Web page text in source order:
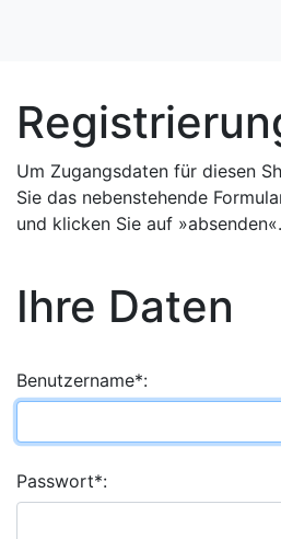
Um Zugangsdaten für diesen
Sie das nebenstehende
und klicken Sie auf »absenden«.
Ihre Daten
Benutzername*:
Passwort*: